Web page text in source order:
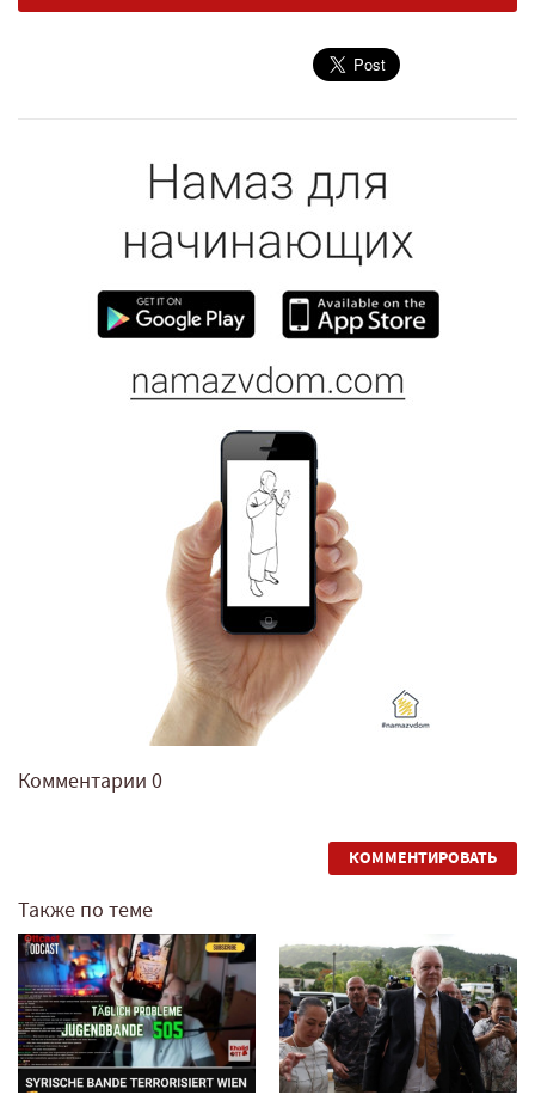
Комментарии 0
КОММЕНТИРОВАТЬ
Также по теме